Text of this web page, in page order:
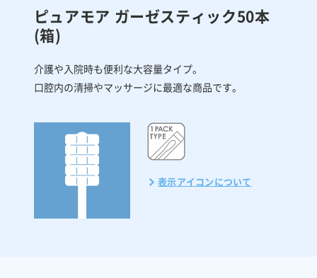
ピュアモア ガーゼスティック50本
(箱)
介護や入院時も便利な大容量タイプ。
口腔内の清掃やマッサージに最適な商品です。
表示アイコンについて